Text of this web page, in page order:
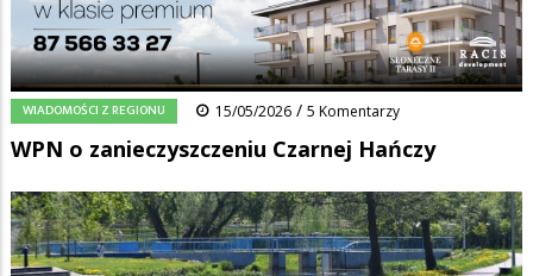
nawigacyjna
WPN o zanieczyszczeniu Czarnej Hańczy
FacebookPinterestTumblr
0 Reddit Share
WIADOMOŚCI Z REGIONU 15/05/2026 / 5 Komentarzy
WPN o zanieczyszczeniu Czarnej Hańczy